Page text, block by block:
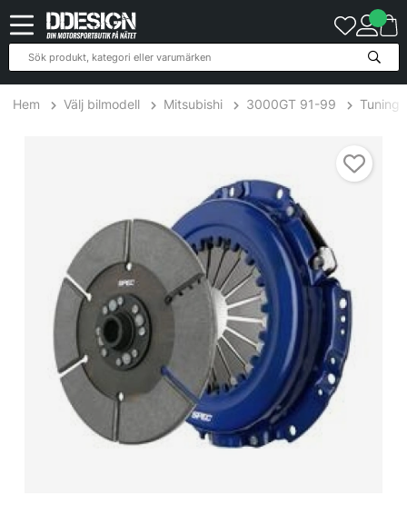
Hem Välj bilmodell Mitsubishi 3000GT 91-99 Tuning